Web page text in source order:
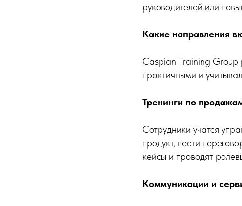
руководителей или
Какие направления
Caspian Training Group
практичными и
Тренинги по
Сотрудники учатся
продукт, вести
кейсы и проводят
Коммуникации и